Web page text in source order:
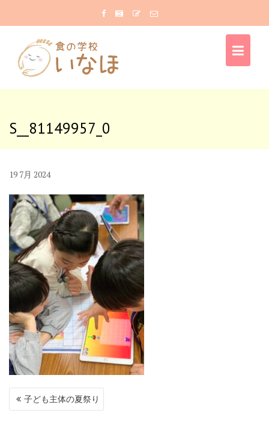
S__81149957_0
19 7月 2024
投
稿
子ども主体の夏祭り